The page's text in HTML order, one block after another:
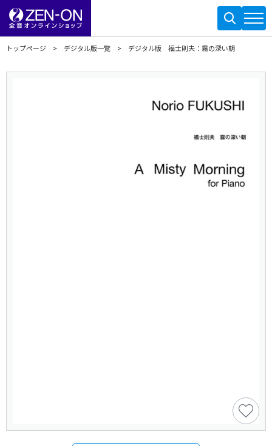
トップページ デジタル版一覧 デジタル版 福士則夫：霧の深い朝